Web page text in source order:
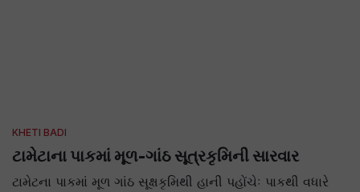
KHETI BADI
ટામેટાના પાકમાં મૂળ-ગાંઠ સૂત્રકૃમિની સારવાર
ટામેટના પાકમાં મૂળ ગાંઠ સૂક્ષકૃમિથી હાની પહોંચેઃ પાકથી વધારે